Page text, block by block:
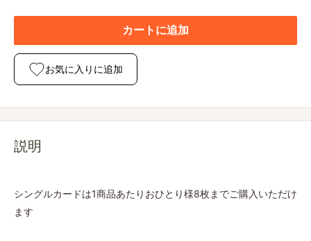
カートに追加
お気に入りに追加
説明
シングルカードは1商品あたりおひとり様8枚までご購入いただけ
ます